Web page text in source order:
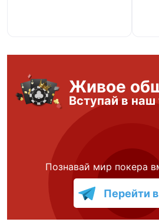
Живое
Вступай в наш
Познавай мир покера
Перейти